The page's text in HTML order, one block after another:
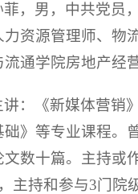
菲，男，中共党员
力资源管理师、物
流通学院房地产经
讲：《新媒体营销
础》等专业课程。
文数十篇。主持或
主持和参与3门院